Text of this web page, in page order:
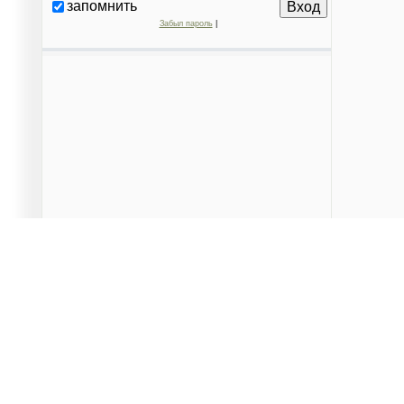
запомнить
Забыл пароль|